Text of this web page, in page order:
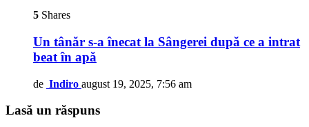
5 Shares
Un tânăr s-a înecat la Sângerei după ce a intrat
beat în apă
de Indiro august 19, 2025, 7:56 am
Lasă un răspuns